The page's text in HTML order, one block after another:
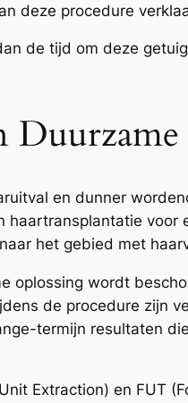
deze procedure
de tijd om deze
en dunner
voor
het gebied met
oplossing wordt
de procedure zijn
termijn resultaten
Extraction) en FUT